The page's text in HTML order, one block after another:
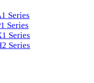
Series
Series
Series
Series